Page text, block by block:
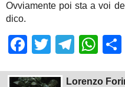
Ovviamente poi sta a voi
dico.
Facebook
Twitter
Lorenzo